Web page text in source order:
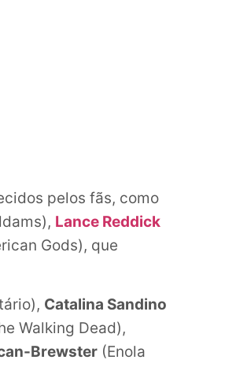
pelos fãs, como
Lance Reddick
Gods), que
Catalina Sandino
Walking Dead),
Brewster (Enola